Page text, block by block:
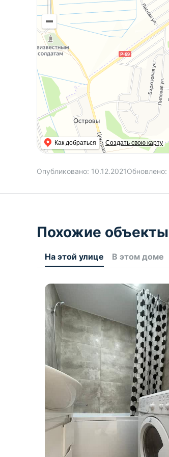
Как добраться Создать свою карту
Опубликовано: 10.12.2021Обновлено:
Похожие объекты
На этой улице В этом доме